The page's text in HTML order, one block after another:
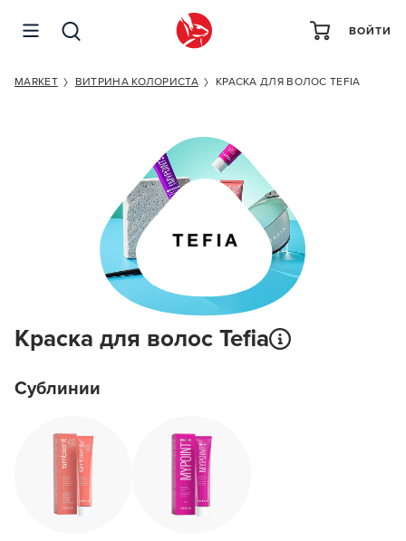
ВОЙТИ
MARKET ВИТРИНА КОЛОРИСТА КРАСКА ДЛЯ ВОЛОС TEFIA
Краска для волос Tefia
Сублинии